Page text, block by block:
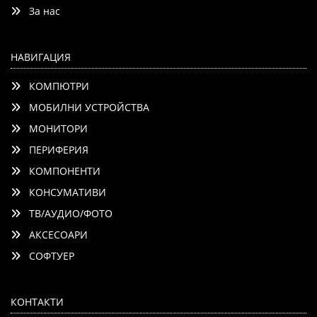
За нас
НАВИГАЦИЯ
КОМПЮТРИ
МОБИЛНИ УСТРОЙСТВА
МОНИТОРИ
ПЕРИФЕРИЯ
КОМПОНЕНТИ
КОНСУМАТИВИ
ТВ/АУДИО/ФОТО
АКСЕСОАРИ
СОФТУЕР
КОНТАКТИ